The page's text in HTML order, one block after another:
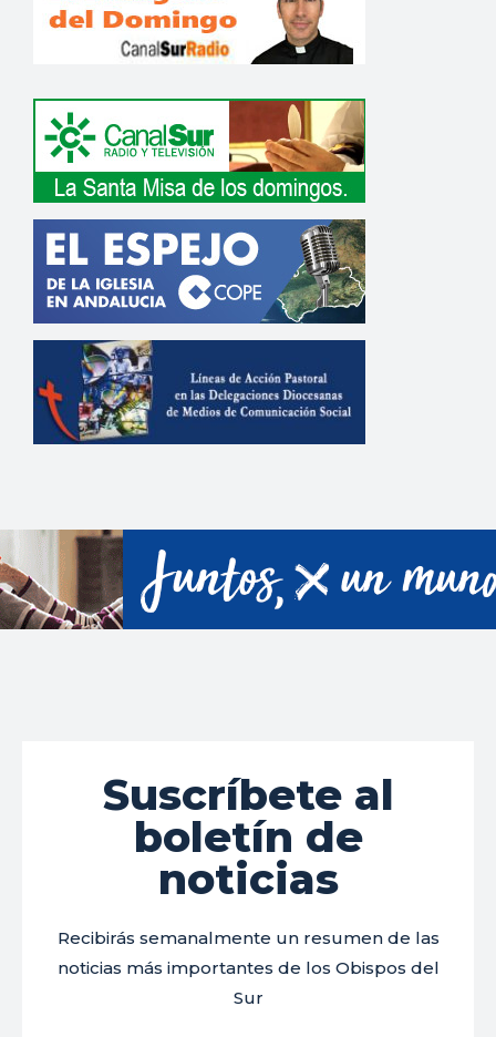
Suscríbete al
boletín de
noticias
Recibirás semanalmente un resumen de las
noticias más importantes de los Obispos del
Sur